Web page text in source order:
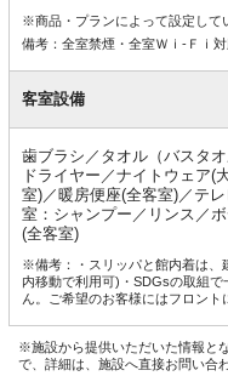
※商品・プランによって設定して
備考：全室禁煙・全室Ｗｉ-Ｆｉ
客室設備
歯ブラシ／タオル（バスタ
ドライヤー／ナイトウェア(
室)／暖房便座(全客室)／テ
室：シャンプー／リンス／
(全客室)
※備考：・スリッパと館内着は、
内移動で利用可)・SDGsの取組
ん。ご希望のお客様にはフロント
※施設から提供いただいた情報と
で、詳細は、施設へ直接お問い合